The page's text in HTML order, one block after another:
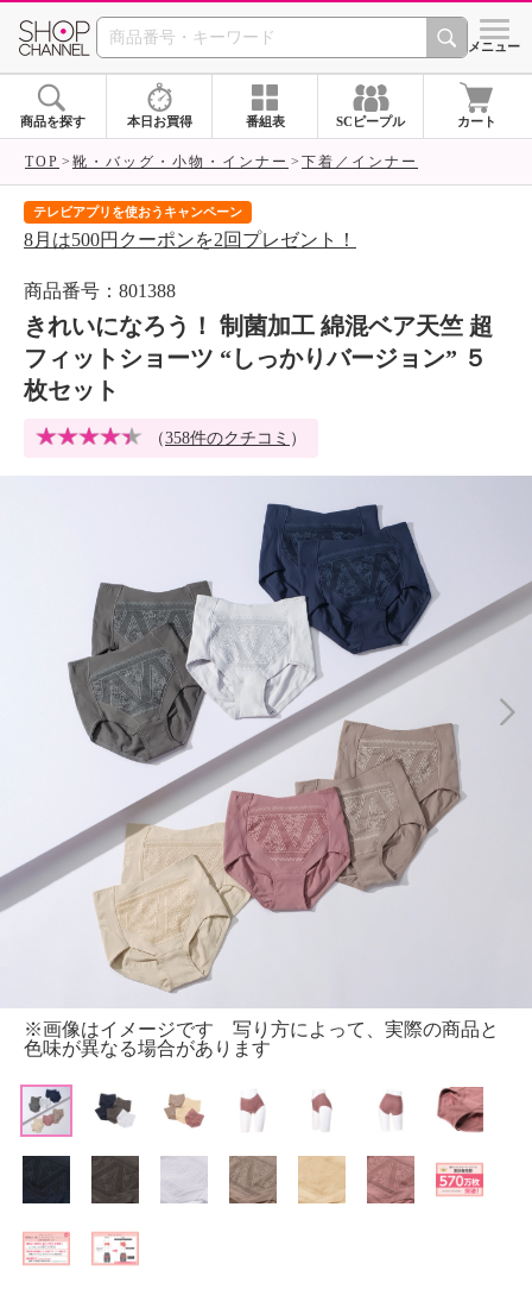
SHOP CHANNEL シメニュー
商品を探す 本日お買得 番組表 SCピープル カート
TOP 靴・バッグ・小物・インナー 下着／インナー
テレビアプリを使おうキャンペーン
8月は500円クーポンを2回プレゼント！
商品番号：801388
きれいになろう！ 制菌加工 綿混ベア天竺 超
フィットショーツ “しっかりバージョン” ５
枚セット
（358件のクチコミ ）
※画像はイメージです 写り方によって、実際の商品と
色味が異なる場合があります